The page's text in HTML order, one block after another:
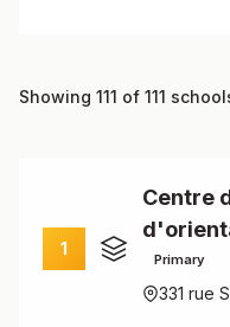
Showing 111 of 111
1
Centre
Primary
331 rue